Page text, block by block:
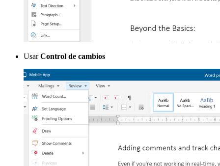
UsarControl de cambios